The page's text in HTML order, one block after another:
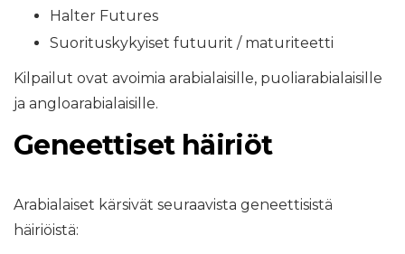
Halter Futures
Suorituskykyiset futuurit / maturiteetti
Kilpailut ovat avoimia arabialaisille, puoliarabialaisille
ja angloarabialaisille.
Geneettiset häiriöt
Arabialaiset kärsivät seuraavista geneettisistä
häiriöistä: